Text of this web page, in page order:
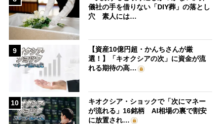
儀社の手を借りない「DIY葬」の落とし
穴 素人には…
9
【資産10億円超・かんちさんが厳
選！】「キオクシアの次」に資金が流
れる期待の高…
10
キオクシア・ショックで「次にマネー
が流れる」16銘柄 AI相場の裏で割安
に放置され…